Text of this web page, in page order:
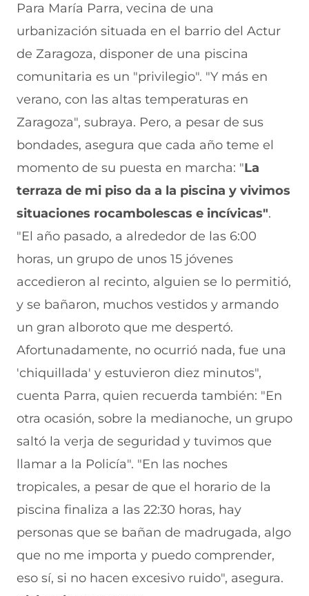
Para María Parra, vecina de una
urbanización situada en el barrio del Actur
de Zaragoza, disponer de una piscina
comunitaria es un "privilegio". "Y más en
verano, con las altas temperaturas en
Zaragoza", subraya. Pero, a pesar de sus
bondades, asegura que cada año teme el
momento de su puesta en marcha: "La
terraza de mi piso da a la piscina y vivimos
situaciones rocambolescas e incívicas".
"El año pasado, a alrededor de las 6:00
horas, un grupo de unos 15 jóvenes
accedieron al recinto, alguien se lo permitió,
y se bañaron, muchos vestidos y armando
un gran alboroto que me despertó.
Afortunadamente, no ocurrió nada, fue una
'chiquillada' y estuvieron diez minutos",
cuenta Parra, quien recuerda también: "En
otra ocasión, sobre la medianoche, un grupo
saltó la verja de seguridad y tuvimos que
llamar a la Policía". "En las noches
tropicales, a pesar de que el horario de la
piscina finaliza a las 22:30 horas, hay
personas que se bañan de madrugada, algo
que no me importa y puedo comprender,
eso sí, si no hacen excesivo ruido", asegura.